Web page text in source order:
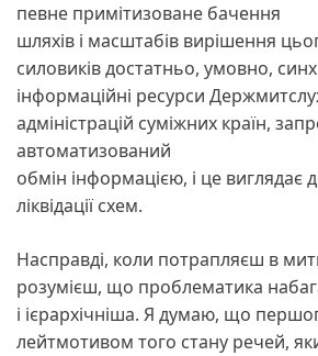
певне примітизоване бачення
шляхів і масштабів вирішення
силовиків достатньо, умовно,
інформаційні ресурси
адміністрацій суміжних країн,
автоматизований
обмін інформацією, і це виглядає
ліквідації схем.
Насправді, коли потрапляєш в
розумієш, що проблематика
і ієрархічніша. Я думаю, що
лейтмотивом того стану речей,